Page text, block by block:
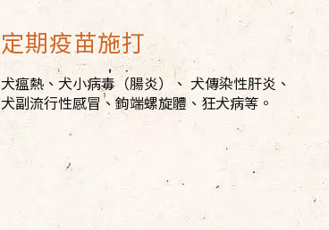
定期疫苗施打
犬瘟熱、犬小病毒（腸炎）、 犬傳染性肝炎、
犬副流行性感冒、鉤端螺旋體、狂犬病等。